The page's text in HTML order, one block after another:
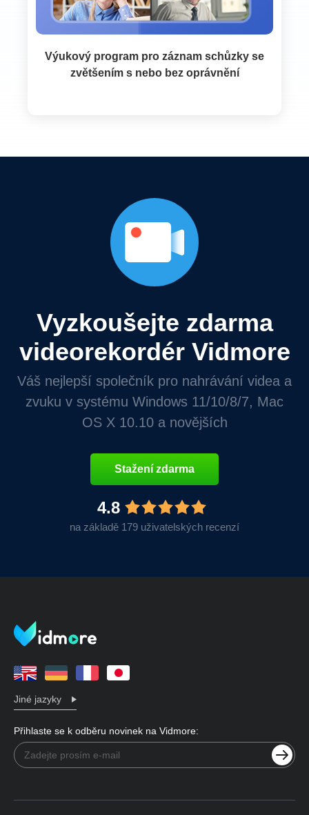
Výukový program pro záznam schůzky se
zvětšením s nebo bez oprávnění
Vyzkoušejte zdarma
videorekordér Vidmore
Váš nejlepší společník pro nahrávání videa a
zvuku v systému Windows 11/10/8/7, Mac
OS X 10.10 a novějších
Stažení zdarma
4.8
na základě 179 uživatelských recenzí
Jiné jazyky
Přihlaste se k odběru novinek na Vidmore: